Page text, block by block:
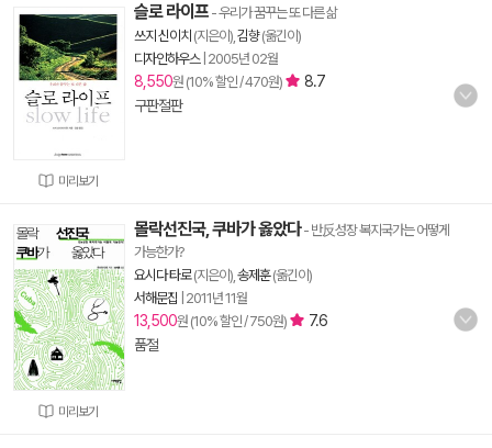
미리보기
슬로 라이프 - 우리가 꿈꾸는 또 다른 삶
쓰지 신이치 (지은이), 김향(옮긴이)
디자인하우스| 2005년 02월
8,550원 (10% 할인 / 470원)
8.7
구판절판
미리보기
몰락선진국, 쿠바가 옳았다- 반反성장 복지국가는 어떻게
가능한가?
요시다 타로(지은이), 송제훈(옮긴이)
서해문집 2011년 11월
13,500원 (10% 할인 / 750원)
7.6
품절